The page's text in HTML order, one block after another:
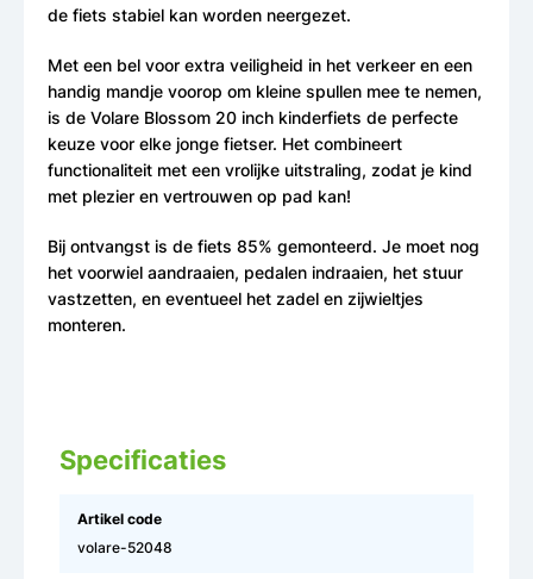
de fiets stabiel kan worden neergezet.
Met een bel voor extra veiligheid in het verkeer en een
handig mandje voorop om kleine spullen mee te nemen,
is de Volare Blossom 20 inch kinderfiets de perfecte
keuze voor elke jonge fietser. Het combineert
functionaliteit met een vrolijke uitstraling, zodat je kind
met plezier en vertrouwen op pad kan!
Bij ontvangst is de fiets 85% gemonteerd. Je moet nog
het voorwiel aandraaien, pedalen indraaien, het stuur
vastzetten, en eventueel het zadel en zijwieltjes
monteren.
Specificaties
Artikel code
volare-52048